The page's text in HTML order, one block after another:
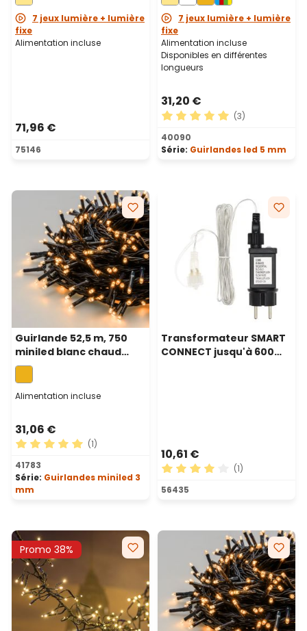
7 jeux lumière + lumière
fixe
Alimentation incluse
71,96 €
75146
7 jeux lumière + lumière
fixe
Alimentation incluse
Disponibles en différentes
longueurs
31,20 €
Note moyenne de 5 sur 5
(3)
40090
Série: Guirlandes led 5 mm
Guirlande 52,5 m, 750
miniled blanc chaud
traditionnel, câble vert
Alimentation incluse
31,06 €
Note moyenne de 5 sur 5 étoiles
(1)
41783
Série: Guirlandes miniled 3
mm
Transformateur SMART
CONNECT jusqu'à 600
10,61 €
Note moyenne de 4 sur 5
(1)
56435
Promo 38%